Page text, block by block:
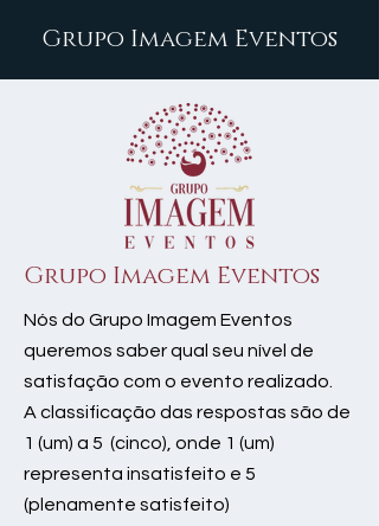
Grupo Imagem Eventos
Grupo Imagem Eventos
Nós do Grupo Imagem Eventos
queremos saber qual seu nível de
satisfação com o evento realizado.
A classificação das respostas são de
1 (um) a 5 (cinco), onde 1 (um)
representa insatisfeito e 5
(plenamente satisfeito)